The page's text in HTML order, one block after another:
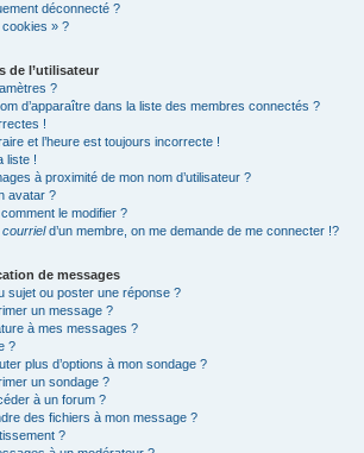
déconnecté ?
» ?
de l’utilisateur
?
d’apparaître dans la liste des membres connectés ?
!
et l’heure est toujours incorrecte !
liste !
à proximité de mon nom d’utilisateur ?
avatar ?
le modifier ?
courrield’un membre, on me demande de me connecter !?
de messages
sujet ou poster une réponse ?
un message ?
à mes messages ?
?
plus d’options à mon sondage ?
un sondage ?
à un forum ?
des fichiers à mon message ?
?